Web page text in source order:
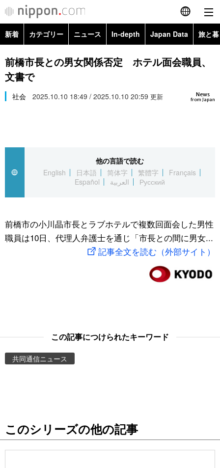
English
简体字
Русский
カテゴリー
経済・ビジネス
国際
文化
トップ
アーカイブ
In-depth
Japan Data
動画/Live
お知らせ
新着 カテゴリー ニュース In-depth Japan Data 旅と
政治・外交
経済・ビジネス
スポーツ・東京2020
Topics
前橋市長との男女関係否定 ホテル面会職員、
文書で
News
from Japan
社会 2025.10.10 18:49 / 2025.10.10 20:59 更新
他の言語で読む
English
日本語 简体字 繁體字
Français
Español
العربية Русский
前橋市の小川晶市長とラブホテルで複数回面会した男性
職員は10日、代理人弁護士を通じ「市長との間に男女...
記事全文を読む（外部サイト）
この記事につけられたキーワード
共同通信ニュース
このシリーズの他の記事